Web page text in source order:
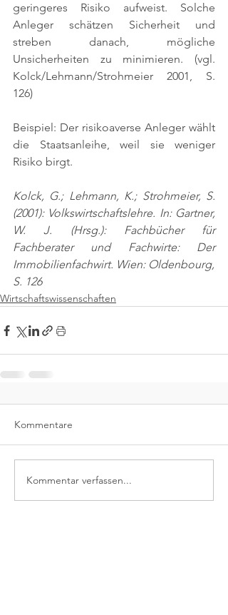
geringeres Risiko aufweist. Solche
Anleger schätzen Sicherheit und
streben danach, mögliche
Unsicherheiten zu minimieren. (vgl.
Kolck/Lehmann/Strohmeier 2001, S.
126)
Beispiel: Der risikoaverse Anleger wählt
die Staatsanleihe, weil sie weniger
Risiko birgt.
Kolck, G.; Lehmann, K.; Strohmeier, S.
(2001): Volkswirtschaftslehre. In: Gartner,
W. J. (Hrsg.): Fachbücher für
Fachberater und Fachwirte: Der
Immobilienfachwirt. Wien: Oldenbourg,
S. 126
Wirtschaftswissenschaften
Kommentare
Kommentar verfassen...